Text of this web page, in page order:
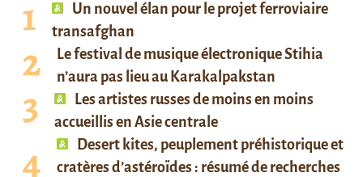
Un nouvel élan pour le projet ferroviaire
transafghan
Le festival de musique électronique Stihia
n’aura pas lieu au Karakalpakstan
Les artistes russes de moins en moins
accueillis en Asie centrale
Desert kites, peuplement préhistorique et
cratères d’astéroïdes : résumé de recherches